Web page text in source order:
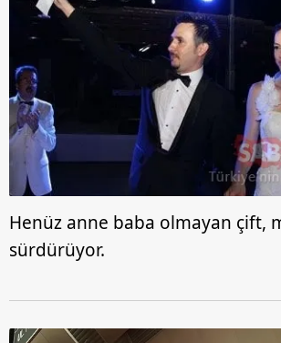
Henüz anne baba olmayan çift,
sürdürüyor.